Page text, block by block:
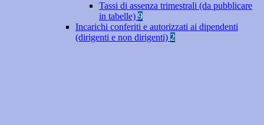
Tassi di assenza trimestrali (da pubblicare
in tabelle) 9
Incarichi conferiti e autorizzati ai dipendenti
(dirigenti e non dirigenti) 2